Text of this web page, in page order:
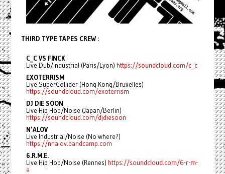
THIRD TYPE TAPES CREW :
C_C VS FINCK
Live Dub/Industrial (Paris/Lyon) https://soundcloud.com/c_c
EXOTERRISM
Live SuperCollider (Hong Kong/Bruxelles)
https://soundcloud.com/exoterrism
DJ DIE SOON
Live Hip Hop/Noise (Japan/Berlin)
https://soundcloud.com/djdiesoon
N’ALOV
Live Industrial/Noise (No where?)
https://nhalov.bandcamp.com
6.R.M.E.
Live Hip Hop/Noise (Rennes) https://soundcloud.com/6-r-m-
e